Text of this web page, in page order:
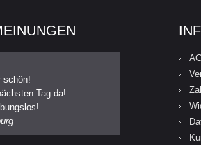
schön!
Tag da!